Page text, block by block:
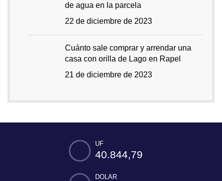
de agua en la parcela
22 de diciembre de 2023
Cuánto sale comprar y arrendar una
casa con orilla de Lago en Rapel
21 de diciembre de 2023
UF
40.844,79
DOLAR